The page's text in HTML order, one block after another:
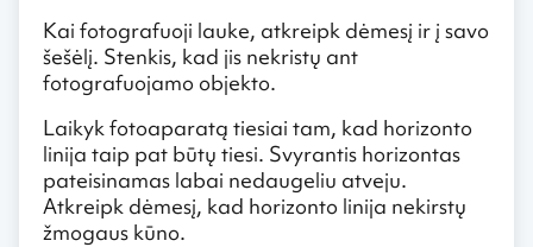
Kai fotografuoji lauke, atkreipk dėmesį ir į savo
šešėlį. Stenkis, kad jis nekristų ant
fotografuojamo objekto.
Laikyk fotoaparatą tiesiai tam, kad horizonto
linija taip pat būtų tiesi. Svyrantis horizontas
pateisinamas labai nedaugeliu atveju.
Atkreipk dėmesį, kad horizonto linija nekirstų
žmogaus kūno.